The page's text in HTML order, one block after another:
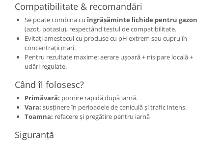
Compatibilitate & recomandări
Se poate combina cuîngrășăminte lichide pentru gazon
(azot, potasiu), respectând testul de compatibilitate.
Evitați amestecul cu produse cu pH extrem sau cupru în
concentrații mari.
Pentru rezultate maxime: aerare ușoară + nisipare locală +
udări regulate.
Când îl folosesc?
Primăvară: pornire rapidă după iarnă.
Vara: susținere în perioadele de caniculă și trafic intens.
Toamna: refacere și pregătire pentru iarnă
Siguranță